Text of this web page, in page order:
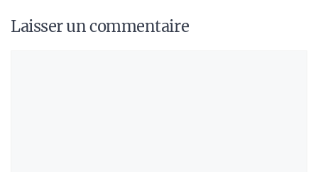
Laisser un commentaire